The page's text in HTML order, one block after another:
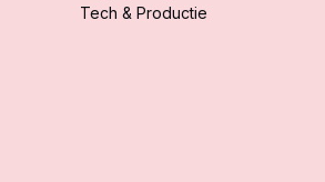
Tech & Productie